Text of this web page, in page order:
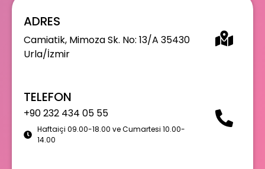
ADRES
Camiatik, Mimoza Sk. No: 13/A 35430
Urla/İzmir
TELEFON
+90 232 434 05 55
Haftaiçi 09.00-18.00 ve Cumartesi 10.00-
14.00